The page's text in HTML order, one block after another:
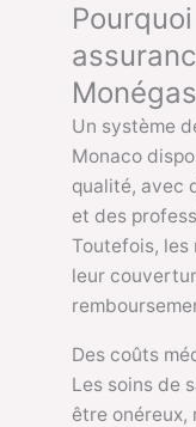
Un système
Monaco
qualité, avec
et des
Toutefois,
leur
Des coûts
Les soins de
être onéreux,